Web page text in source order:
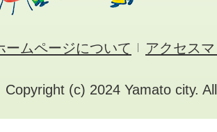
ームページについて アクセス
Copyright (c) 2024 Yamato city.